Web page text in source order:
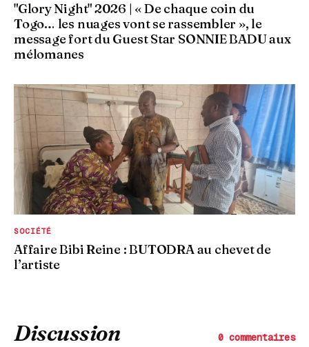
"Glory Night" 2026 | « De chaque coin du
Togo… les nuages vont se rassembler », le
message fort du Guest Star SONNIE BADU aux
mélomanes
SOCIÉTÉ
Affaire Bibi Reine : BUTODRA au chevet de
l’artiste
Discussion 0 commentaires